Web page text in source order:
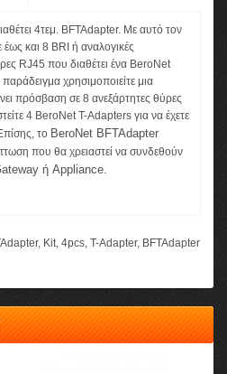
4τεμ. BFTAdapter. Με αυτό τον
και 8 BRI ή αναλογικές
RJ45 που διαθέτει ένα BeroNet
χρησιμοποιείτε μια
πρόσβαση σε 8 ανεξάρτητες θύρες
4 BeroNet T-Adapters για να έχετε
το BeroNet BFTAdapter
που θα χρειαστεί να συνδεθούν
ateway ή Appliance.
, Kit, 4pcs, T-Adapter, BFTAdapter